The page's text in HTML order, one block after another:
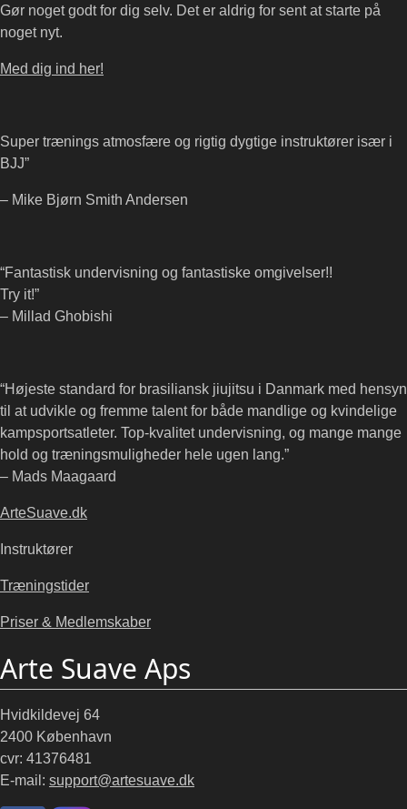
Gør noget godt for dig selv. Det er aldrig for sent at starte på
noget nyt.
Med dig ind her!
Super trænings atmosfære og rigtig dygtige instruktører især i
BJJ”
– Mike Bjørn Smith Andersen
“Fantastisk undervisning og fantastiske omgivelser!!
Try it!”
– Millad Ghobishi
“Højeste standard for brasiliansk jiujitsu i Danmark med hensyn
til at udvikle og fremme talent for både mandlige og kvindelige
kampsportsatleter. Top-kvalitet undervisning, og mange mange
hold og træningsmuligheder hele ugen lang.”
– Mads Maagaard
ArteSuave.dk
Instruktører
Træningstider
Priser & Medlemskaber
Arte Suave Aps
Hvidkildevej 64
2400 København
cvr: 41376481
E-mail: support@artesuave.dk